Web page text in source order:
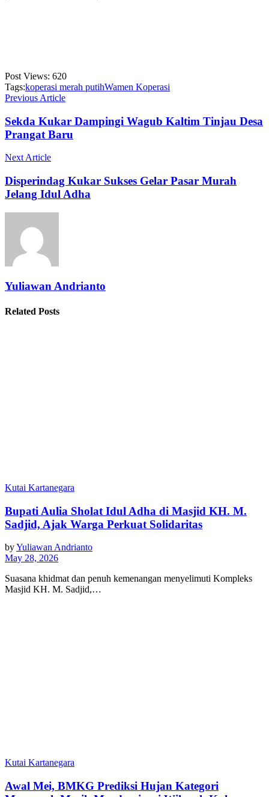
Post Views: 620
Tags:koperasi merah putihWamen Koperasi
Previous Article
Sekda Kukar Dampingi Wagub Kaltim Tinjau Desa
Prangat Baru
Next Article
Disperindag Kukar Sukses Gelar Pasar Murah
Jelang Idul Adha
Yuliawan Andrianto
Related Posts
Kutai Kartanegara
Bupati Aulia Sholat Idul Adha di Masjid KH. M.
Sadjid, Ajak Warga Perkuat Solidaritas
byYuliawan Andrianto
May 28, 2026
Suasana khidmat dan penuh kemenangan menyelimuti Kompleks
Masjid KH. M. Sadjid,…
Kutai Kartanegara
Awal Mei, BMKG Prediksi Hujan Kategori